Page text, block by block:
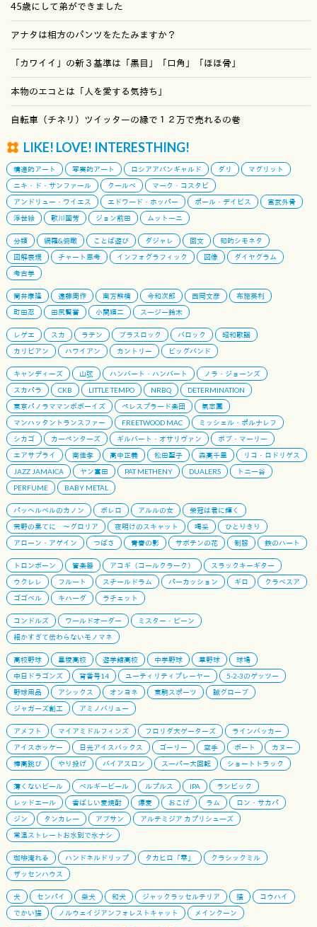
45歳にして弟ができました
アナタは相方のパンツをたたみますか？
「カワイイ」の新３基準は「黒目」「口角」「ほほ骨」
本物のエコとは「人を愛する気持ち」
自転車（チネリ）ツイッターの縁で１２万で売れるの巻
LIKE! LOVE! INTERESTHING!
構造的アート 写実的アート ロシアアバンギャルド ダリ
マグリット
ニキ・ド・サンファール
クールベ
マーク・コスタビ
アンドリュー・ワイエス
エドワード・ホッパー ポール・デイビス
宮武外骨
浮世絵
歌川国芳 ジョン前田 ムットーニ
分類 網羅&俯瞰 ことば遊び ダジャレ 回文
知的シモネタ
図解表現
チャート思考 インフォグラフィック 図像
ダイヤグラム
考古学
筒井康隆 遠藤周作 南方熊楠 今和次郎 西岡文彦
布施英利
町田忍
田尻賢誉 小関順二 スージー鈴木
レゲエ スカ ラテン ブラスロック バロック
昭和歌謡
カリビアン
ハワイアン カントリー ビッグバンド
キャンディーズ 山弦 ハンバート・ハンバート
ノラ・ジョーンズ
スカパラ
CKB LITTLE TEMPO NRBQ
DETERMINATION
東京パノラママンボボーイズ
ペレスプラード楽団
氣志團
マンハッタントランスファー
FREETWOOD MAC
ミッシェル・ポルナレフ
シカゴ
カーペンターズ ギルバート・オサリヴァン
ボブ・マーリー
エアサプライ
南佳孝 高中正義 松田聖子 森高千里
リコ・ロドリゲス
JAZZ JAMAICA
ヤン富田 PAT METHENY DUALERS
トニー谷
PERFUME
BABY METAL
パッヘルベルのカノン ボレロ アルルの女
栄冠は君に輝く
荒野の果てに 〜グロリア
夜明けのスキャット 喝采
ひとりきり
アローン・アゲイン
つばさ 青春の影 サボテンの花 制服 鉄のハート
トロンボーン 管楽器 アコギ（コールクラーク）
スラックキーギター
ウクレレ
フルート スチールドラム パーカッション ギロ
クラベスア
ゴゴベル
キハーダ ラチェット
コンドルズ ワールドオーダー
ミスター・ビーン
細かすぎて伝わらないモノマネ
高校野球 星稜高校 遊学館高校 中学野球 草野球
球場
中日ドラゴンズ
背番号14 ユーティリティプレーヤー
5-2-3のゲッツー
野球用品
アシックス オンヨネ 東駒スポーツ
誠グローブ
ジャガーズ創工
アミノバリュー
アメフト マイアミドルフィンズ フロリダ大ゲーターズ
ラインバッカー
アイスホッケー
日光アイスバックス ゴーリー 空手 ボート
カヌー
棒高跳び
やり投げ バイアスロン スーパー大回転 ショートトラック
薄くないビール ベルギービール ルプルス IPA
ランビック
レッドエール
香ばしい麦焼酎 爆麦 おこげ ラム
ロン・サカパ
ジン
タンカレー アブサン
アルテミジア カプリシューズ
常温ストレートお水別で氷ナシ
珈琲淹れる ハンドネルドリップ タカヒロ「雫」
クラシックミル
ザッセンハウス
犬 センパイ 柴犬 和犬 ジャックラッセルテリア 猫
コウハイ
でかい猫
ノルウェイジアンフォレストキャット メインクーン